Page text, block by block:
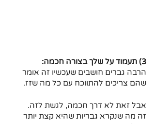
3) תעמוד על שלך בצורה חכמה:
הרבה גברים חושבים שעכשיו זה אומר
שהם צריכים להתווכח עם כל מה שזז.
אבל זאת לא דרך חכמה, לגשת לזה.
זה מה שנקרא גבריות שהיא קצת יותר